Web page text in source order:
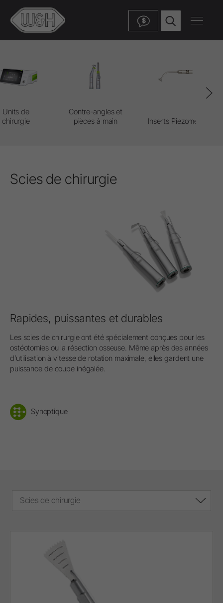
$
Units de
chirurgie
Contre-angles et
pièces à main
Inserts Piezomed
Scies de chirurgie
Rapides, puissantes et durables
Les scies de chirurgie ont été spécialement conçues pour les
ostéotomies ou la résection osseuse. Même après des années
d’utilisation à vitesse de rotation maximale, elles gardent une
puissance de coupe inégalée.
Synoptique
Scies de chirurgie